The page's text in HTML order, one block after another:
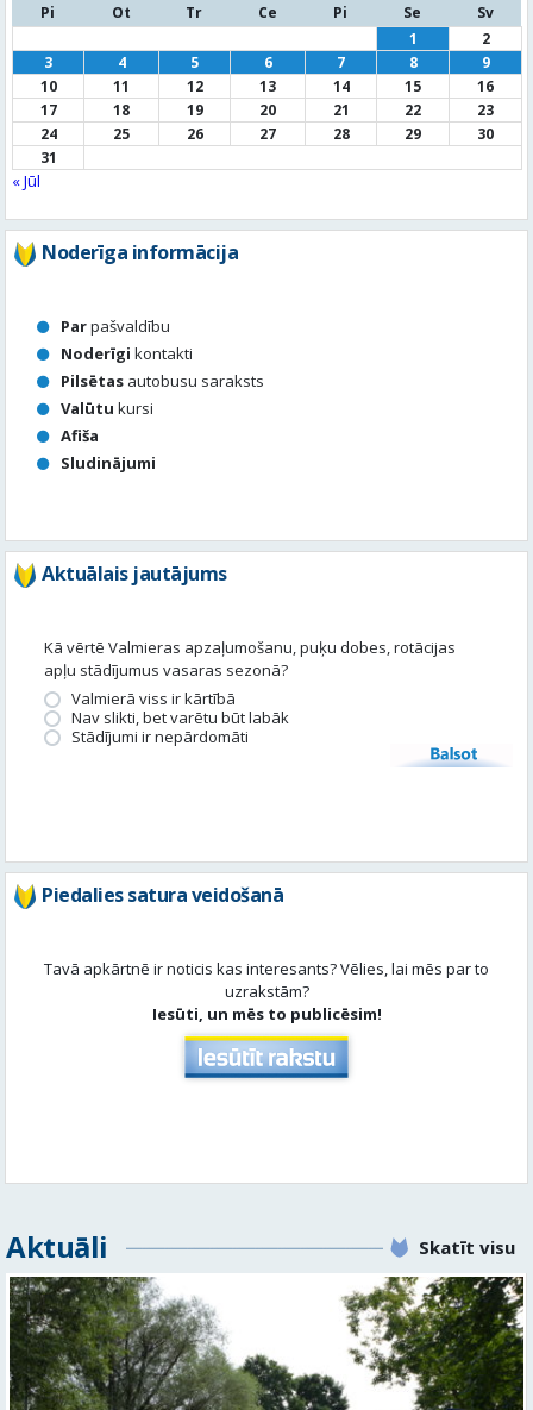
Pi Ot Tr Ce Pi Se
Sv
1
2
3
4 5 6 7 8
9
10
11 12 13 14 15
16
17
18 19 20 21 22
23
24
25 26 27 28 29
30
31
« Jūl
Noderīga informācija
Parpašvaldību
Noderīgi kontakti
Pilsētas autobusu saraksts
Valūtu kursi
Afiša
Sludinājumi
Aktuālais jautājums
Kā vērtē Valmieras apzaļumošanu, puķu dobes, rotācijas
apļu stādījumus vasaras sezonā?
Valmierā viss ir kārtībā
Nav slikti, bet varētu būt labāk
Stādījumi ir nepārdomāti
Balsot
Piedalies satura veidošanā
Tavā apkārtnē ir noticis kas interesants? Vēlies, lai mēs par to
uzrakstām?
Iesūti, un mēs to publicēsim!
Aktuāli Skatīt visu